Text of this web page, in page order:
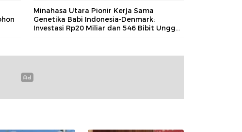
Minahasa Utara Pionir Kerja Sama
Genetika Babi Indonesia-Denmark;
Investasi Rp20 Miliar dan 546 Bibit Unggul